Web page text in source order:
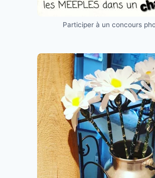
Participer à un concours